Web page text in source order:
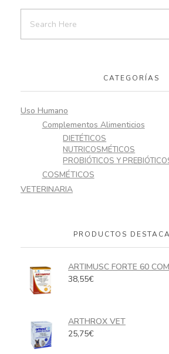
CATEGORÍAS
Uso Humano
Complementos Alimenticios
DIETÉTICOS
NUTRICOSMÉTICOS
PROBIÓTICOS Y
COSMÉTICOS
VETERINARIA
PRODUCTOS
ARTIMUSC FORTE 60
38,55€
ARTHROX VET
25,75€